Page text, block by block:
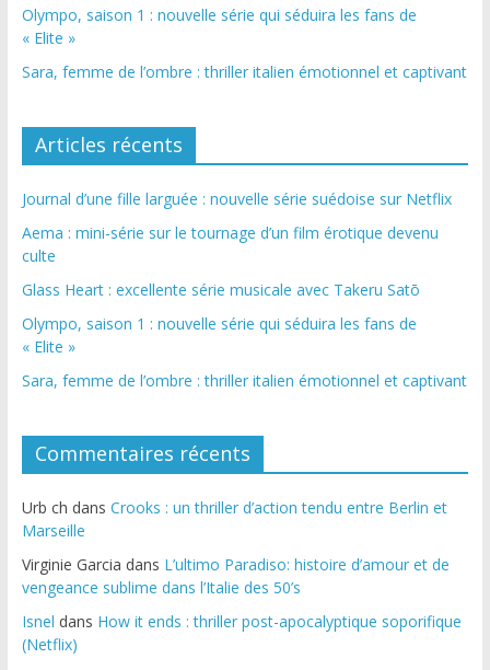
Olympo, saison 1 : nouvelle série qui séduira les fans de
« Elite »
Sara, femme de l’ombre : thriller italien émotionnel et captivant
Articles récents
Journal d’une fille larguée : nouvelle série suédoise sur Netflix
Aema : mini-série sur le tournage d’un film érotique devenu
culte
Glass Heart : excellente série musicale avec Takeru Satō
Olympo, saison 1 : nouvelle série qui séduira les fans de
« Elite »
Sara, femme de l’ombre : thriller italien émotionnel et captivant
Commentaires récents
Urb ch dans Crooks : un thriller d’action tendu entre Berlin et
Marseille
Virginie Garcia dans L’ultimo Paradiso: histoire d’amour et de
vengeance sublime dans l’Italie des 50’s
Isnel dans How it ends : thriller post-apocalyptique soporifique
(Netflix)